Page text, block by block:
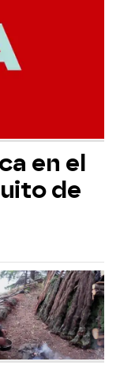
en el
de